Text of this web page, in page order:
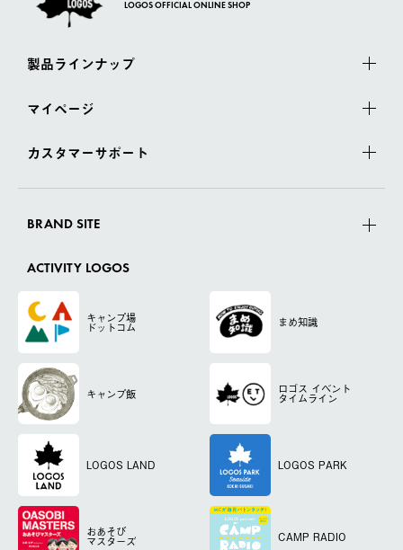
LOGOS OFFICIAL ONLINE SHOP
製品ラインナップ
マイページ
カスタマーサポート
BRAND SITE
ACTIVITY LOGOS
キャンプ場
ドットコム まめ知識
キャンプ飯 ロゴス イベント
タイムライン
LOGOS LAND LOGOS PARK
おあそび
マスターズ CAMP RADIO